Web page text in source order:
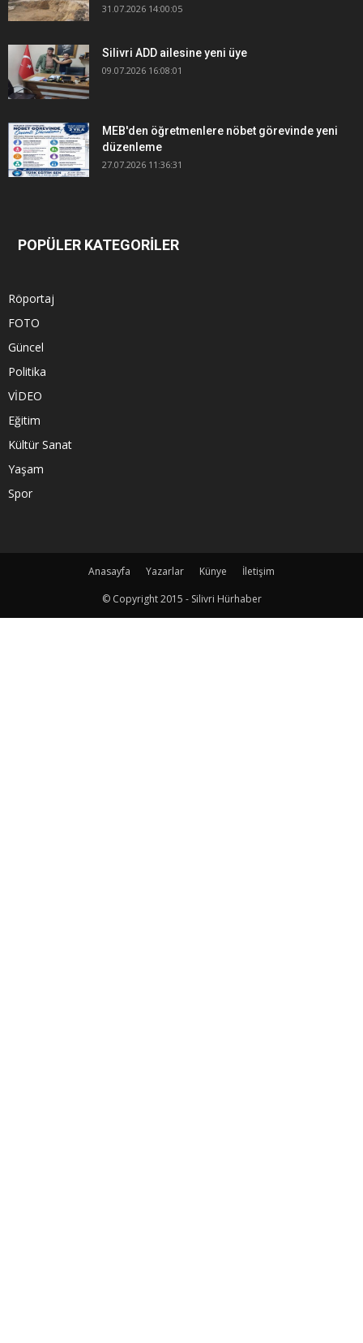
31.07.2026 14:00:05
Silivri ADD ailesine yeni üye
09.07.2026 16:08:01
MEB'den öğretmenlere nöbet görevinde yeni
düzenleme
27.07.2026 11:36:31
POPÜLER KATEGORİLER
Röportaj
FOTO
Güncel
Politika
VİDEO
Eğitim
Kültür Sanat
Yaşam
Spor
Anasayfa Yazarlar Künye
İletişim
© Copyright 2015 - Silivri Hürhaber